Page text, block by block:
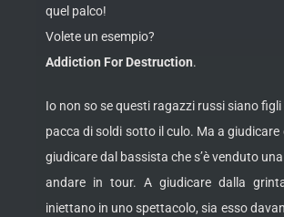
quel palco!
Volete un esempio?
Addiction For Destruction.
Io non so se questi ragazzi russi siano
pacca di soldi sotto il culo. Ma a
giudicare dal bassista che s’è venduto
andare in tour. A giudicare dalla
iniettano in uno spettacolo, sia esso